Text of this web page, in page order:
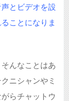
とビデオを設
ことになりま
んなことはあ
ニシャンやミ
らチャットウ